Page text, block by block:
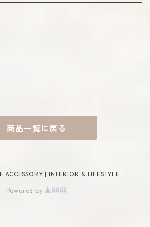
商品一覧に戻る
| INTERIOR & LIFESTYLE
Powered by